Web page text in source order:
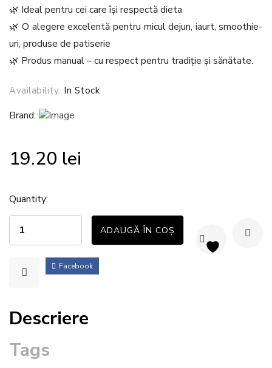
🌿 Ideal pentru cei care își respectă dieta
🌿 O alegere excelentă pentru micul dejun, iaurt, smoothie-
uri, produse de patiserie
🌿 Produs manual – cu respect pentru tradiție și sănătate.
Availability: In Stock
Brand:
19.20 lei
Quantity:
ADAUGĂ ÎN COȘ
Facebook
Descriere
Tags